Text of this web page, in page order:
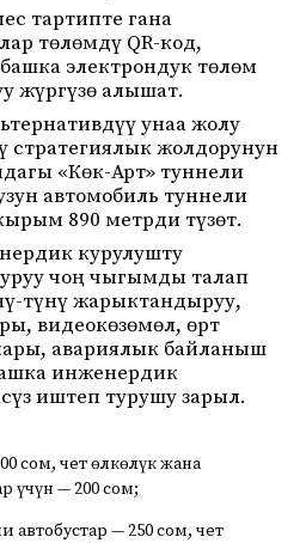
тартипте гана
төлөмдү QR-код,
электрондук төлөм
жүргүзө алышат.
унаа жолу
стратегиялык жолдорунун
«Көк-Арт» туннели
автомобиль туннели
890 метрди түзөт.
курулушту
чоң чыгымды талап
түнү жарыктандыруу,
видеокөзөмөл, өрт
авариялык байланыш
инженердик
иштеп турушу зарыл.
сом, чет өлкөлүк жана
үчүн — 200 сом;
автобустар — 250 сом, чет